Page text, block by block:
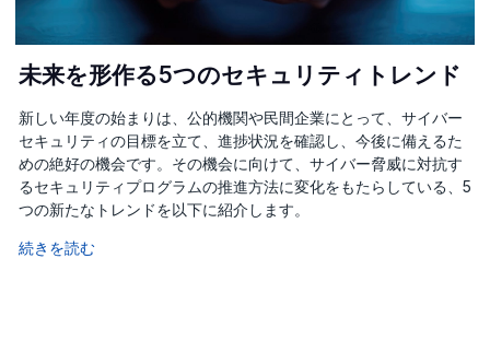
未来を形作る5つのセキュリティトレンド
新しい年度の始まりは、公的機関や民間企業にとって、サイバー
セキュリティの目標を立て、進捗状況を確認し、今後に備えるた
めの絶好の機会です。その機会に向けて、サイバー脅威に対抗す
るセキュリティプログラムの推進方法に変化をもたらしている、5
つの新たなトレンドを以下に紹介します。
続きを読む